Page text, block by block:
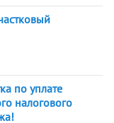
по уплате
налогового